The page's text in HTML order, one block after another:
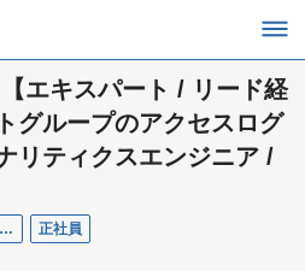
エキスパート / リード経
グループのアクセスログ
リティクスエンジニア /
アナリティクスエンジニア / BIエンジニア 正社員